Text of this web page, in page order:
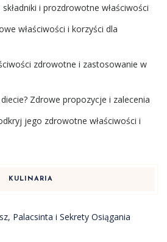
i prozdrowotne właściwości
właściwości i korzyści dla
zdrowotne i zastosowanie w
Zdrowe propozycje i zalecenia
jego zdrowotne właściwości i
KULINARIA
Palacsinta i Sekrety Osiągania